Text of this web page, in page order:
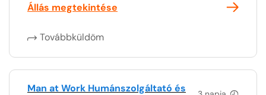
Állás megtekintése
Továbbküldöm
Man at Work Humánszolgáltató és